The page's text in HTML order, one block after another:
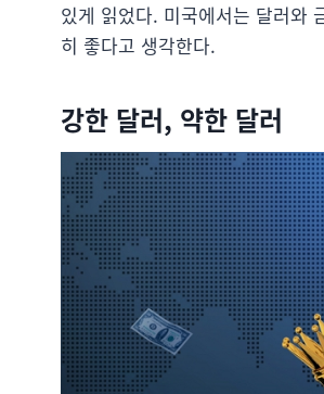
있게 읽었다. 미국에서는 달러와
히 좋다고 생각한다.
강한 달러, 약한 달러